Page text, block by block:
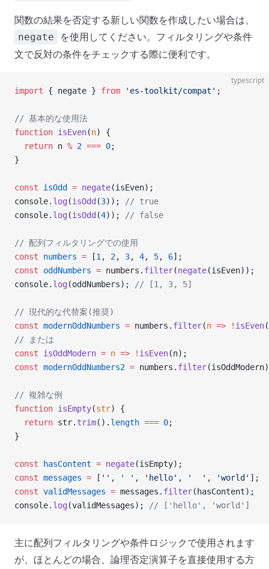
関数の結果を否定する新しい関数を作成したい場合は、
negate
を使用してください。フィルタリングや条件
文で反対の条件をチェックする際に便利です。
typescript
import { negate } from 'es-toolkit/compat' ;
// 基本的な使用法
function isEven(n) {
  return
n % 2 === 0;
}
const isOdd = negate(isEven);
console. log (isOdd (3));
// true
console. log (isOdd (4)); // false
// 配列フィルタリングでの使用
const numbers = [1 , 2, 3, 4, 5, 6];
const oddNumbers = numbers. filter(negate(isEven));
console. log (oddNumbers); // [1, 3, 5]
// 現代的な代替案(推奨)
const modernOddNumbers = numbers. filter(n => ! isEven
// または
const isOddModern = n => ! isEven(n);
const modernOddNumbers2 = numbers. filter
// 複雑な例
function isEmpty(str) {
  return
str. trim(). length === 0;
}
const hasContent = negate(isEmpty);
const messages = [ '' , ' ' , 'hello' , '  ' , 'world' ];
const validMessages = messages. filter(hasContent);
console. log (validMessages); // ['hello', 'world']
主に配列フィルタリングや条件ロジックで使用されます
が、ほとんどの場合、論理否定演算子を直接使用する方